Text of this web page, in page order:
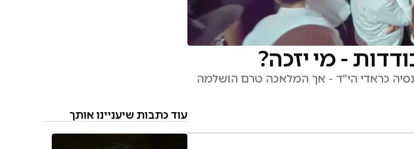
- מי יזכה?
נסיה כראדי הי"ד - אך המלאכה טרם הושלמה
עוד כתבות שיעניינו אותך